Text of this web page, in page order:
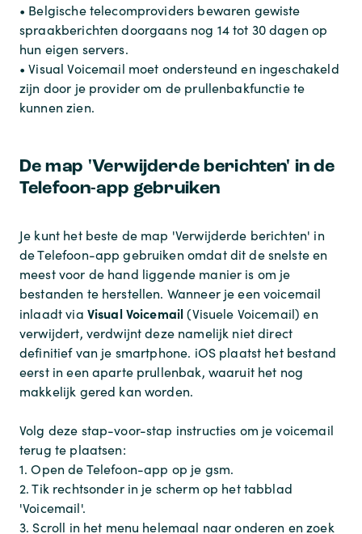
• Belgische telecomproviders bewaren gewiste
spraakberichten doorgaans nog 14 tot 30 dagen op
hun eigen servers.
• Visual Voicemail moet ondersteund en ingeschakeld
zijn door je provider om de prullenbakfunctie te
kunnen zien.
De map 'Verwijderde berichten' in de
Telefoon-app gebruiken
Je kunt het beste de map 'Verwijderde berichten' in
de Telefoon-app gebruiken omdat dit de snelste en
meest voor de hand liggende manier is om je
bestanden te herstellen. Wanneer je een voicemail
inlaadt via Visual Voicemail(Visuele Voicemail) en
verwijdert, verdwijnt deze namelijk niet direct
definitief van je smartphone. iOS plaatst het bestand
eerst in een aparte prullenbak, waaruit het nog
makkelijk gered kan worden.
Volg deze stap-voor-stap instructies om je voicemail
terug te plaatsen:
1. Open de Telefoon-app op je gsm.
2. Tik rechtsonder in je scherm op het tabblad
'Voicemail'.
3. Scroll in het menu helemaal naar onderen en zoek